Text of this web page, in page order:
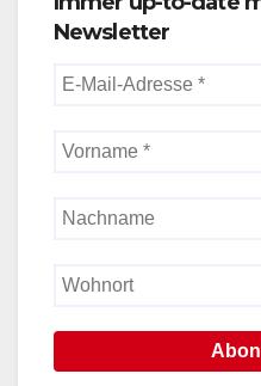
Newsletter